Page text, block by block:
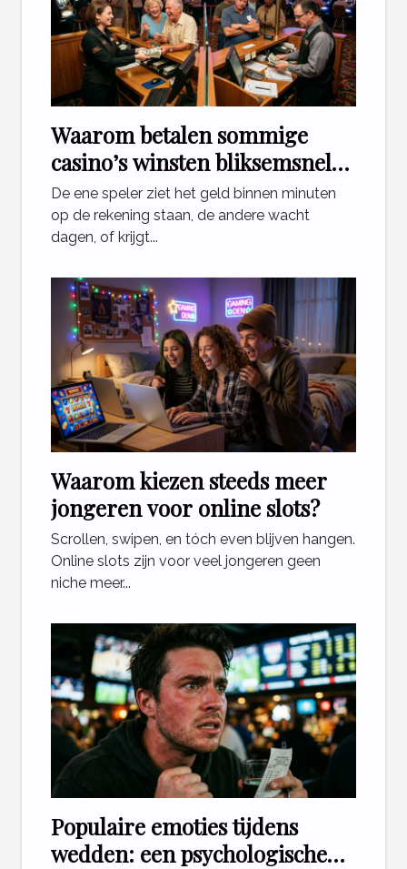
Waarom betalen sommige
casino’s winsten bliksemsnel
uit en andere niet?
De ene speler ziet het geld binnen minuten
op de rekening staan, de andere wacht
dagen, of krijgt...
Waarom kiezen steeds meer
jongeren voor online slots?
Scrollen, swipen, en tóch even blijven hangen.
Online slots zijn voor veel jongeren geen
niche meer...
Populaire emoties tijdens
wedden: een psychologische